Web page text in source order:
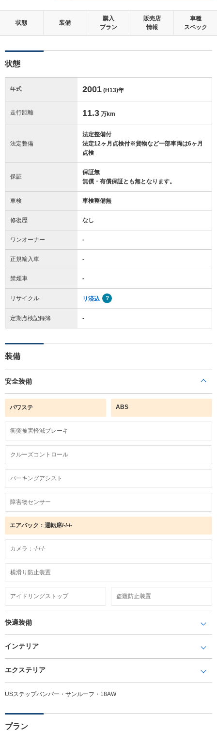
状態 装備
購入
プラン
販売店
情報
車種
スペック
状態
年式 2001 (H13)年
走行距離 11.3 万km
法定整備
法定整備付
法定12ヶ月点検付※貨物など一部車両は6ヶ月
点検
保証
保証無
無償・有償保証とも無となります。
車検 車検整備無
修復歴 なし
ワンオーナー -
正規輸入車 -
禁煙車 -
リサイクル リ済込
定期点検記録簿 -
装備
安全装備
パワステ ABS
衝突被害軽減ブレーキ
クルーズコントロール
パーキングアシスト
障害物センサー
エアバック：運転席/-/-/-
カメラ：-/-/-/-
横滑り防止装置
アイドリングストップ 盗難防止装置
快適装備
インテリア
エクステリア
USステップバンバー・サンルーフ・18AW
プラン